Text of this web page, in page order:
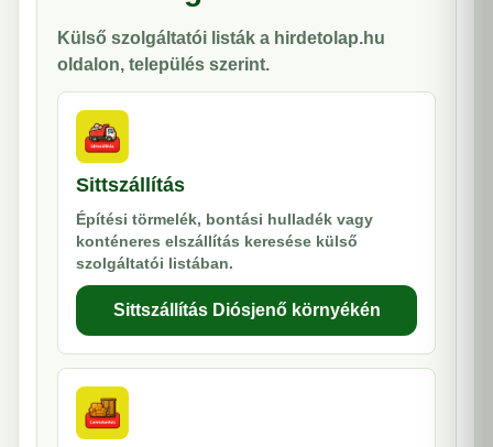
Külső szolgáltatói listák a hirdetolap.hu
oldalon, település szerint.
Sittszállítás
Építési törmelék, bontási hulladék vagy
konténeres elszállítás keresése külső
szolgáltatói listában.
Sittszállítás Diósjenő környékén